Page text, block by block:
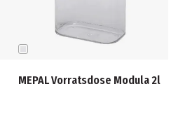
MEPAL Vorratsdose Modula 2l